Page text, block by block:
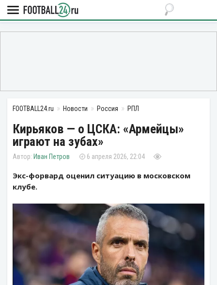
FOOTBALL24.ru Новости Россия РПЛ
Кирьяков — о ЦСКА: «Армейцы»
играют на зубах»
Иван Петров 6 апреля 2026, 22:04
Экс-форвард оценил ситуацию в московском
клубе.